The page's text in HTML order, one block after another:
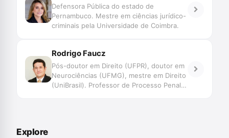
Faculdade de Lisboa/PT. Professor de
Processo Penal (Pós- Graduação PUC.
UCAM. Escola Superior da Defensoria
Defensor Público do Rio de Janeiro. Ex-
Presidente da Comissão Criminal do
Colégio Nacional das Defensorias Gerais.
Membro Honorário do Instituto dos
Defensora Pública do estado de
Pernambuco. Mestre em ciências jurídico-
criminais pela Universidade de Coimbra.
Rodrigo Faucz
Pós-doutor em Direito (UFPR), doutor em
Neurociências (UFMG), mestre em Direito
(UniBrasil). Professor de Processo Penal e
Explore